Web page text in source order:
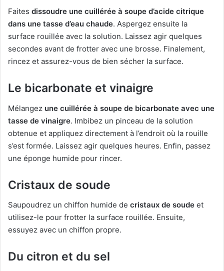
Faites dissoudre une cuillérée à soupe d’acide citrique
dans une tasse d’eau chaude. Aspergez ensuite la
surface rouillée avec la solution. Laissez agir quelques
secondes avant de frotter avec une brosse. Finalement,
rincez et assurez-vous de bien sécher la surface.
Le bicarbonate et vinaigre
Mélangez une cuillérée à soupe de bicarbonate avec une
tasse de vinaigre. Imbibez un pinceau de la solution
obtenue et appliquez directement à l’endroit où la rouille
s’est formée. Laissez agir quelques heures. Enfin, passez
une éponge humide pour rincer.
Cristaux de soude
Saupoudrez un chiffon humide de cristaux de soude et
utilisez-le pour frotter la surface rouillée. Ensuite,
essuyez avec un chiffon propre.
Du citron et du sel